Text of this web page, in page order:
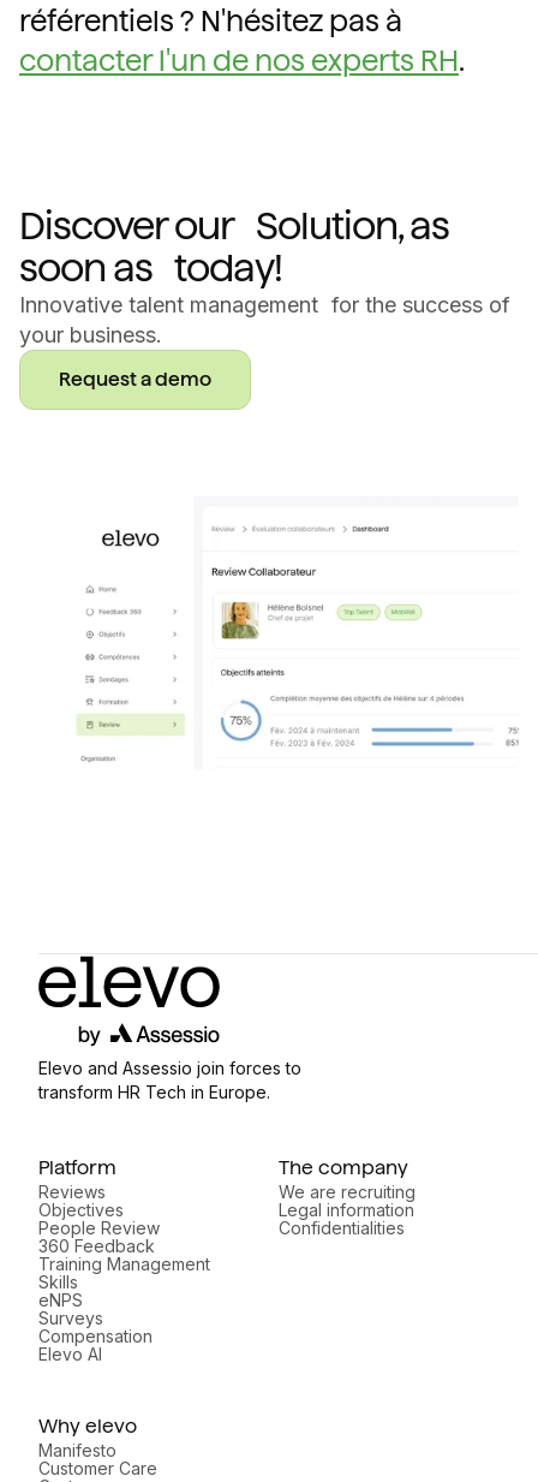
référentiels ? N'hésitez pas à
contacter l'un de nos experts RH.
Discover our Solution, as
soon as today!
Innovative talent management for the success of
your business.
Request a demo
Elevo and Assessio join forces to
transform HR Tech in Europe.
Why elevo
Manifesto
Customer Care
Platform
Reviews
Objectives
People Review
360 Feedback
Training Management
Skills
eNPS
Surveys
Compensation
Elevo AI
The company
We are recruiting
Legal information
Confidentialities